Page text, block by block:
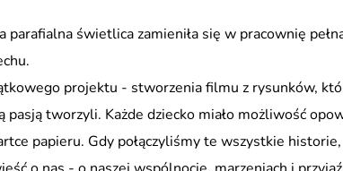
parafialna świetlica zamieniła się w pracownię
projektu - stworzenia filmu z rysunków,
pasją tworzyli. Każde dziecko miało możliwość
papieru. Gdy połączyliśmy te wszystkie historie,